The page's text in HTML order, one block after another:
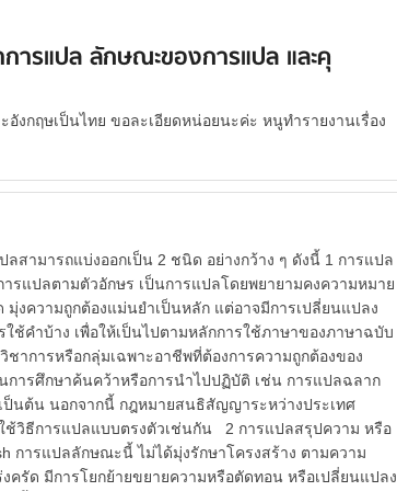
รแปล ลักษณะของการแปล และคุ
งกฤษเป็นไทย ขอละเอียดหน่อยนะค่ะ หนูทำรายงานเรื่อง
สามารถแบ่งออกเป็น 2 ชนิด อย่างกว้าง ๆ ดังนี้ 1 การแปล
ารแปลตามตัวอักษร เป็นการแปลโดยพยายามคงความหมาย
งความถูกต้องแม่นยําเป็นหลัก แต่อาจมีการเปลี่ยนแปลง
ใช้คําบ้าง เพื่อให้เป็นไปตามหลักการใช้ภาษาของภาษาฉบับ
การหรือกลุ่มเฉพาะอาชีพที่ต้องการความถูกต้องของ
การศึกษาค้นคว้าหรือการนําไปปฏิบัติ เช่น การแปลฉลาก
นต้น นอกจากนี้ กฎหมายสนธิสัญญาระหว่างประเทศ
ช้วิธีการแปลแบบตรงตัวเช่นกัน 2 การแปลสรุปความ หรือ
การแปลลักษณะนี้ ไม่ได้มุ่งรักษาโครงสร้าง ตามความ
ครัด มีการโยกย้ายขยายความหรือตัดทอน หรือเปลี่ยนแปลง